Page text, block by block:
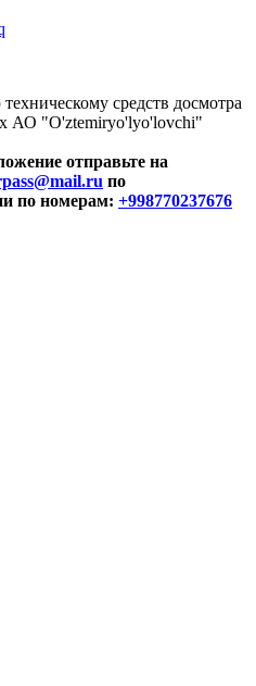
средств досмотра
АО "O'ztemiryo'lyo'lovchi"
отправьте на
по
по номерам: +998770237676